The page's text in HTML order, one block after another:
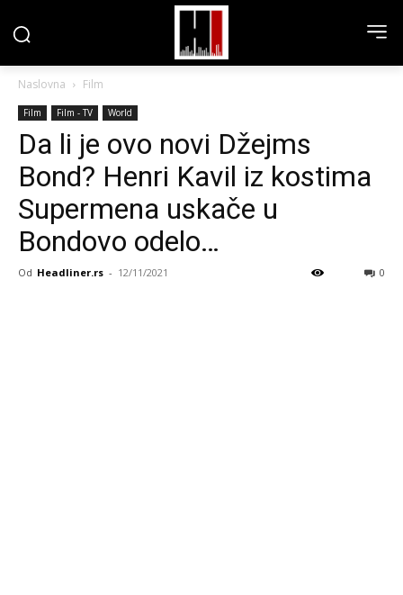
Naslovna Film
Film Film - TV World
Da li je ovo novi Džejms
Bond? Henri Kavil iz kostima
Supermena uskače u
Bondovo odelo…
Od Headliner.rs - 12/11/2021 0